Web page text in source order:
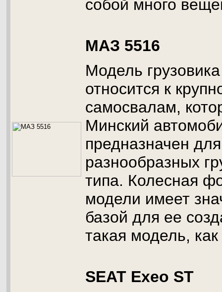
собой много
МАЗ 5516
Модель
относится к
самосвалам,
Минский
предназначен
разнообразных
типа. Колесная
модели имеет
базой для ее
такая модель,
SEAT Exeo ST